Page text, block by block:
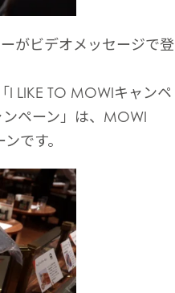
がビデオメッセージで登
LIKE TO MOWIキャンペ
ペーン」は、MOWI
です。